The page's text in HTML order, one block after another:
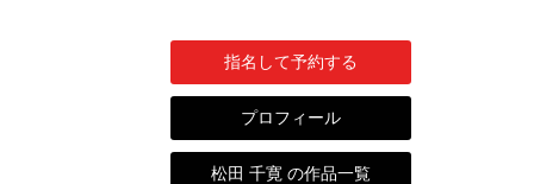
指名して予約する
プロフィール
松田 千寛 の作品一覧